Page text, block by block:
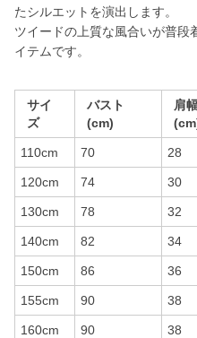
たシルエットを演出します。
ツイードの上質な風合いが普段
イテムです。
サイ
ズ
バスト
(cm)
肩
110cm 70 28
120cm 74 30
130cm 78 32
140cm 82 34
150cm 86 36
155cm 90 38
160cm 90 38